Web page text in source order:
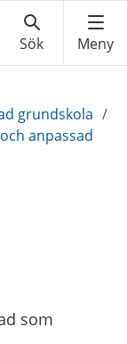
grundskola /
anpassad
som